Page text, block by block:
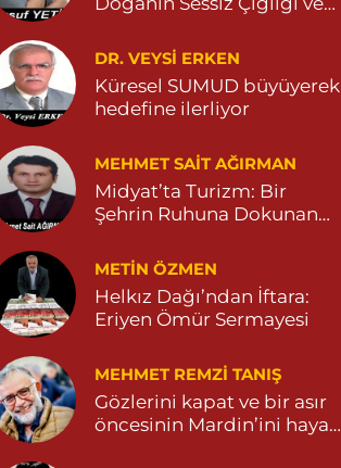
YOLU CEPHESİ) 04822125304
0 (482) 212 53 04 Yol Tarifi Al
Özdemir Eczanesi
0 (482) 541 31 21 Yol Tarifi Al
DR. VEYSI ERKEN
Küresel SUMUD büyüyerek
hedefine ilerliyor
MEHMET SAIT AĞIRMAN
Midyat’ta Turizm: Bir
Şehrin Ruhuna Dokunan
METIN ÖZMEN
Helkız Dağı’ndan İftara:
Eriyen Ömür Sermayesi
MEHMET REMZI TANIŞ
Gözlerini kapat ve bir asır
öncesinin Mardin’ini hayal